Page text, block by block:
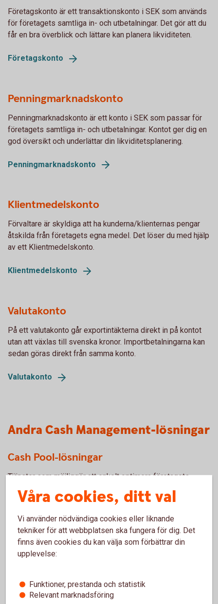
Företagskonto är ett transaktionskonto i SEK som används
för företagets samtliga in- och utbetalningar. Det gör att du
får en bra överblick och lättare kan planera likviditeten.
Företagskonto
Penningmarknadskonto
Penningmarknadskonto är ett konto i SEK som passar för
företagets samtliga in- och utbetalningar. Kontot ger dig en
god översikt och underlättar din likviditetsplanering.
Penningmarknadskonto
Klientmedelskonto
Förvaltare är skyldiga att ha kunderna/klienternas pengar
åtskilda från företagets egna medel. Det löser du med hjälp
av ett Klientmedelskonto.
Klientmedelskonto
Valutakonto
På ett valutakonto går exportintäkterna direkt in på kontot
utan att växlas till svenska kronor. Importbetalningarna kan
sedan göras direkt från samma konto.
Valutakonto
Andra Cash Management-lösningar
Cash Pool-lösningar
Tjänster som möjliggör att enkelt optimera företagets
samlade likviditet med en konsoliderad överblick.
Cash PoolSolution
Ditt företags bankgironummer är allt dina kunder behöver
för att betala dina fakturor. Du kan enkelt byta konto men
Våra cookies, ditt val
Vi använder nödvändiga cookies eller liknande
tekniker för att webbplatsen ska fungera för dig. Det
finns även cookies du kan välja som förbättrar din
upplevelse:
Funktioner, prestanda och statistik
Relevant marknadsföring